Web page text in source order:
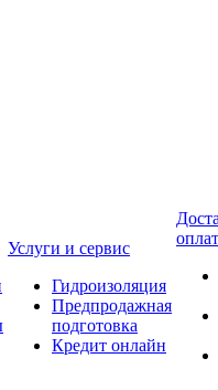
Услуги и сервис
Гидроизоляция
Предпродажная
подготовка
Кредит онлайн